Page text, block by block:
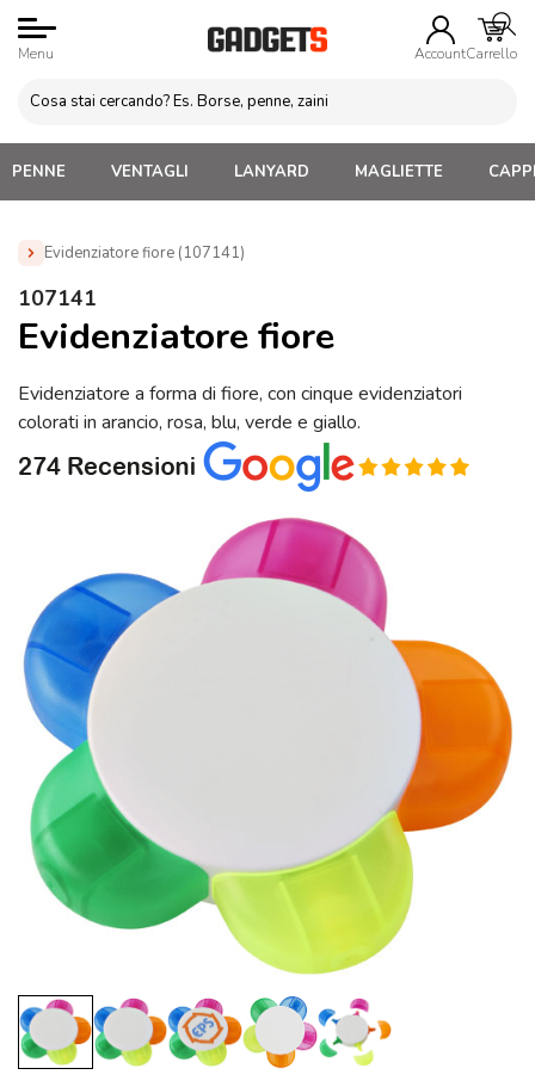
Menu AccountCarrello
PENNE VENTAGLI LANYARD MAGLIETTE
Evidenziatore fiore (107141)
Home »
fiore (107141)
107141
Evidenziatore fiore
Evidenziatore a forma di fiore, con cinque evidenziatori
colorati in arancio, rosa, blu, verde e giallo.